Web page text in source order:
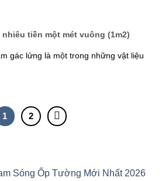
tiền một mét vuông (1m2)
gác lửng là một trong những vật liệu
1 2
Sóng Ốp Tường Mới Nhất 2026